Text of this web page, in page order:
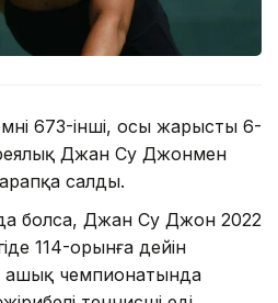
673-інші, осы жарыстың 6-
Джан Су Джонмен
салды.
болса, Джан Су Джон 2022
114-орынға дейін
ашық чемпионатында